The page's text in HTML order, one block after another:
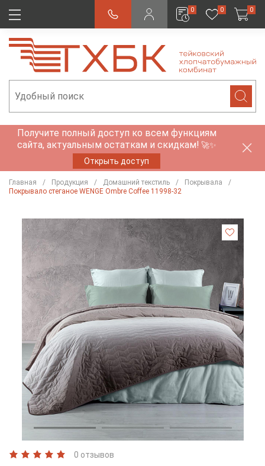
0 0 0
Получите полный доступ ко всем функциям
сайта, актуальным остаткам и скидкам! 🚀✨
Открыть доступ
Главная Продукция Домашний текстиль
Покрывала
Покрывало стеганое WENGE Ombre Coffee 11998-32
0 отзывов